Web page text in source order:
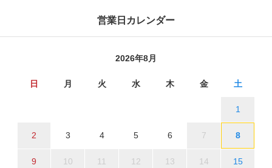
営業日カレンダー
2026年8月
日 月 火 水 木 金 土
1
2 3 4 5 6 7 8
9 10 11 12 13 14 15